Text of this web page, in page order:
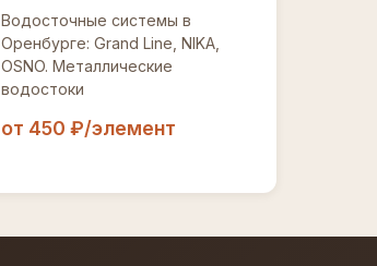
Водосточные системы в
Оренбурге: Grand Line, NIKA,
OSNO. Металлические
водостоки
от 450 ₽/элемент